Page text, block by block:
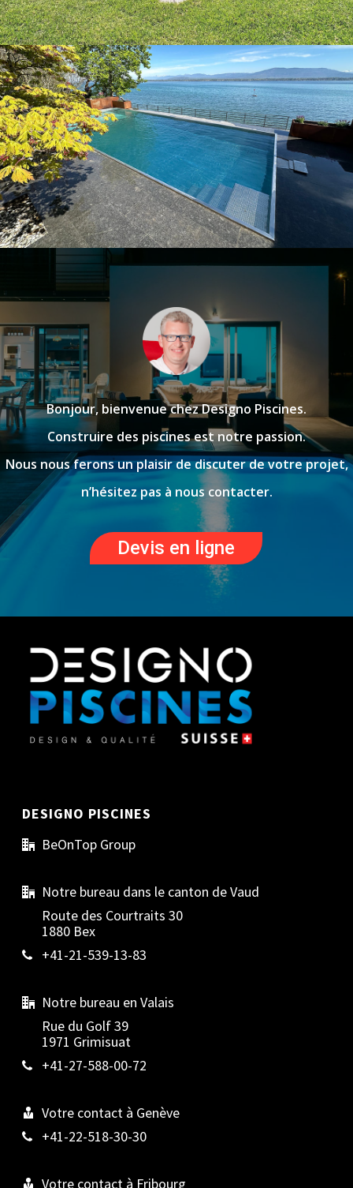
Nos piscines
Bonjour, bienvenue chez Designo Piscines.
Construire des piscines est notre passion.
Nous nous ferons un plaisir de discuter de votre projet,
n’hésitez pas à nous contacter.
Devis en ligne
DESIGNO PISCINES
BeOnTop Group
Notre bureau dans le canton de Vaud
Route des Courtraits 30
1880 Bex
+41-21-539-13-83
Notre bureau en Valais
Rue du Golf 39
1971 Grimisuat
+41-27-588-00-72
Votre contact à Genève
+41-22-518-30-30
Votre contact à Fribourg